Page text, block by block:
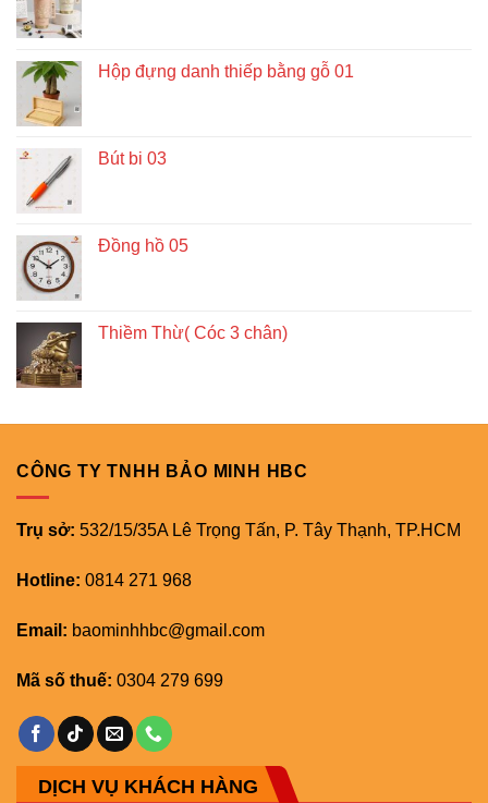
Hộp đựng danh thiếp bằng gỗ 01
Bút bi 03
Đồng hồ 05
Thiềm Thừ( Cóc 3 chân)
CÔNG TY TNHH BẢO MINH HBC
Trụ sở: 532/15/35A Lê Trọng Tấn, P. Tây Thạnh, TP.HCM
Hotline: 0814 271 968
Email: baominhhbc@gmail.com
Mã số thuế: 0304 279 699
DỊCH VỤ KHÁCH HÀNG